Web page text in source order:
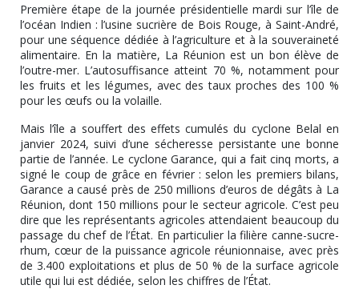
Première étape de la journée présidentielle mardi sur l’île de
l’océan Indien : l’usine sucrière de Bois Rouge, à Saint-André,
pour une séquence dédiée à l’agriculture et à la souveraineté
alimentaire. En la matière, La Réunion est un bon élève de
l’outre-mer. L’autosuffisance atteint 70 %, notamment pour
les fruits et les légumes, avec des taux proches des 100 %
pour les œufs ou la volaille.
Mais l’île a souffert des effets cumulés du cyclone Belal en
janvier 2024, suivi d’une sécheresse persistante une bonne
partie de l’année. Le cyclone Garance, qui a fait cinq morts, a
signé le coup de grâce en février : selon les premiers bilans,
Garance a causé près de 250 millions d’euros de dégâts à La
Réunion, dont 150 millions pour le secteur agricole. C’est peu
dire que les représentants agricoles attendaient beaucoup du
passage du chef de l’État. En particulier la filière canne-sucre-
rhum, cœur de la puissance agricole réunionnaise, avec près
de 3.400 exploitations et plus de 50 % de la surface agricole
utile qui lui est dédiée, selon les chiffres de l’État.